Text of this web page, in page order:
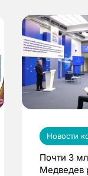
Новости
Почти 3
Медведев